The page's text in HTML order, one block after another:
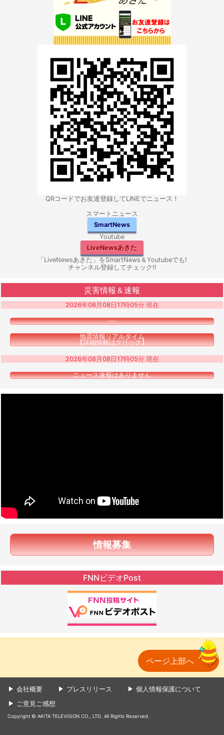
QRコードでお友達登録してLINEでニュース！
スマートニュース
SmartNews
Youtube
LiveNewsあきた
「LiveNewsあきた」をSmartNews＆Youtubeでも!
チャンネル登録してチェック!!
災害情報＆速報
2026年08月08日17時05分 現在
---
地震情報リアルタイム
【詳細情報はクリック】
2026年08月08日17時05分 現在
ニュース速報はありません
情報募集
FNNビデオPost
ページ上部へ
会社概要 プレスリリース
個人情報保護について
ご意見ご感想
Copyright © AKITA TELEVISION CO., LTD. All Rights Reserved.